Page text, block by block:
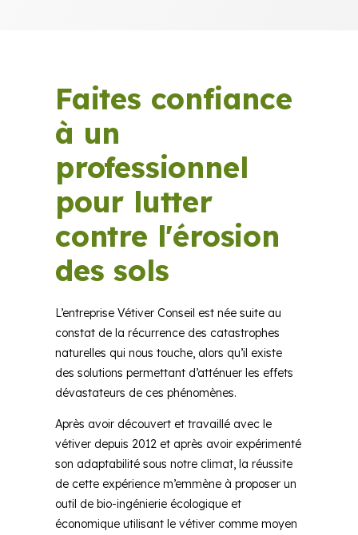
Faites confiance
à un
professionnel
pour lutter
contre l'érosion
des sols
L’entreprise Vétiver Conseil est née suite au
constat de la récurrence des catastrophes
naturelles qui nous touche, alors qu’il existe
des solutions permettant d’atténuer les effets
dévastateurs de ces phénomènes.
Après avoir découvert et travaillé avec le
vétiver depuis 2012 et après avoir expérimenté
son adaptabilité sous notre climat, la réussite
de cette expérience m’emmène à proposer un
outil de bio-ingénierie écologique et
économique utilisant le vétiver comme moyen